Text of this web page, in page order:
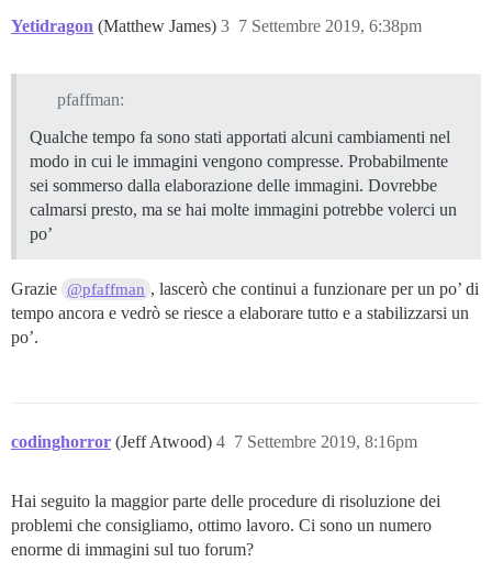
Yetidragon (Matthew James) 7 Settembre 2019, 6:38pm
3
pfaffman:
Qualche tempo fa sono stati apportati alcuni cambiamenti nel
modo in cui le immagini vengono compresse. Probabilmente
sei sommerso dalla elaborazione delle immagini. Dovrebbe
calmarsi presto, ma se hai molte immagini potrebbe volerci un
po’
Grazie @pfaffman , lascerò che continui a funzionare per un po’ di
tempo ancora e vedrò se riesce a elaborare tutto e a stabilizzarsi un
po’.
codinghorror (Jeff Atwood) 7 Settembre 2019, 8:16pm
4
Hai seguito la maggior parte delle procedure di risoluzione dei
problemi che consigliamo, ottimo lavoro. Ci sono un numero
enorme di immagini sul tuo forum?